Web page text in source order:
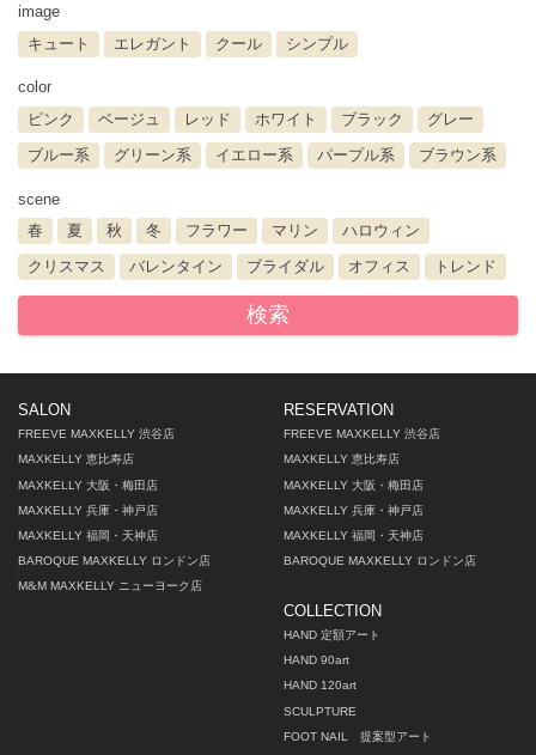
image
キュート
エレガント クール シンプル
color
ピンク
ベージュ レッド ホワイト ブラック
グレー
ブルー系
グリーン系 イエロー系 パープル系 ブラウン系
scene
春
夏 秋 冬 フラワー マリン
ハロウィン
クリスマス
バレンタイン ブライダル オフィス トレンド
検索
SALON
FREEVE MAXKELLY 渋谷店
MAXKELLY 恵比寿店
MAXKELLY 大阪・梅田店
MAXKELLY 兵庫・神戸店
MAXKELLY 福岡・天神店
BAROQUE MAXKELLY ロンドン店
M&M MAXKELLY ニューヨーク店
RESERVATION
FREEVE MAXKELLY 渋谷店
MAXKELLY 恵比寿店
MAXKELLY 大阪・梅田店
MAXKELLY 兵庫・神戸店
MAXKELLY 福岡・天神店
BAROQUE MAXKELLY ロンドン店
COLLECTION
HAND 定額アート
HAND 90art
HAND 120art
SCULPTURE
FOOT NAIL 提案型アート